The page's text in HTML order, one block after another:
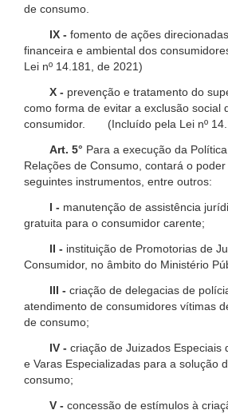
de consumo.
IX - fomento de ações
financeira e ambiental dos
Lei nº 14.181, de 2021)
X - prevenção e tratamento do
como forma de evitar a exclusão social
consumidor. (Incluído pela Lei nº
Art. 5° Para a execução da
Relações de Consumo, contará o
seguintes instrumentos, entre outros:
I - manutenção de assistência
gratuita para o consumidor carente;
II - instituição de Promotorias de
Consumidor, no âmbito do Ministério
III - criação de delegacias de
atendimento de consumidores vítimas
de consumo;
IV - criação de Juizados Especiais
e Varas Especializadas para a solução
consumo;
V - concessão de estímulos à